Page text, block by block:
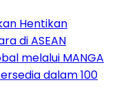
Hentikan
di ASEAN
melalui MANGA
dalam 100